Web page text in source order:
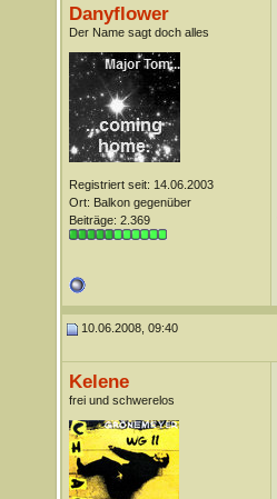
Danyflower
Der Name sagt doch alles
Registriert seit: 14.06.2003
Ort: Balkon gegenüber
Beiträge: 2.369
10.06.2008, 09:40
Kelene
frei und schwerelos